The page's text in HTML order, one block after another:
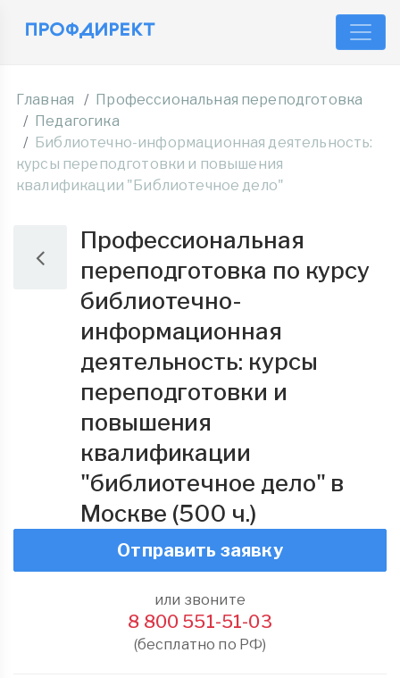
Главная
Профессиональная переподготовка
Педагогика
Библиотечно-информационная деятельность:
курсы переподготовки и повышения
квалификации "Библиотечное дело"
Профессиональная
переподготовка по курсу
библиотечно-
информационная
деятельность: курсы
переподготовки и
повышения
квалификации
"библиотечное дело" в
Москве (500 ч.)
Отправить заявку
или звоните
8 800 551-51-03
(бесплатно по РФ)